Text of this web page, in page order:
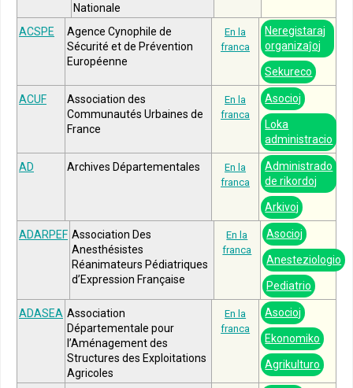
Nationale
ACSPE
Agence Cynophile de
Sécurité et de Prévention
Européenne
En la
franca
Neregistaraj
organizaĵoj
Sekureco
ACUF
Association des
Communautés Urbaines de
France
En la
franca
Asocioj
Loka
administracio
AD Archives Départementales
En la
franca
Administrado
de rikordoj
Arkivoj
ADARPEF Association Des
Anesthésistes
Réanimateurs Pédiatriques
d’Expression Française
En la
franca
Asocioj
Anesteziologio
Pediatrio
ADASEA Association
Départementale pour
l’Aménagement des
Structures des Exploitations
Agricoles
En la
franca
Asocioj
Ekonomiko
Agrikulturo